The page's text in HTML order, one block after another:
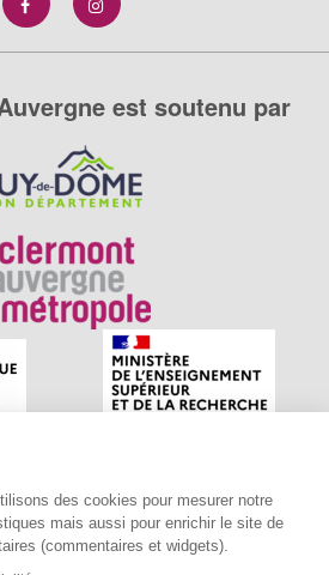
des cookies pour mesurer notre
mais aussi pour enrichir le site de
(commentaires et widgets).
est soutenu par
est le réseau social des amateurs
du territoire. Propulsé par